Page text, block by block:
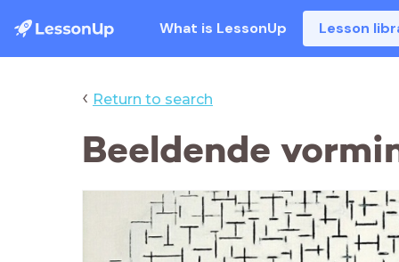
What is LessonUp Lesson
‹ Return to search
Beeldende